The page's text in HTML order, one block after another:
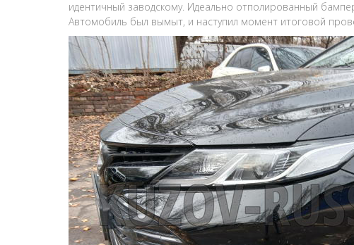
идентичный заводскому. Идеально отполированный
Автомобиль был вымыт, и наступил момент итоговой